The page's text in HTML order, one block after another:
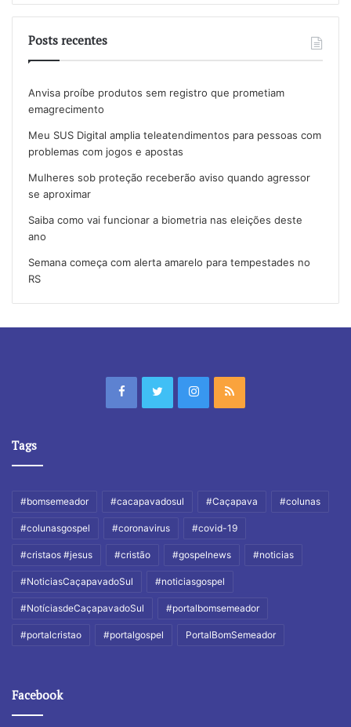
Posts recentes
Anvisa proíbe produtos sem registro que prometiam
emagrecimento
Meu SUS Digital amplia teleatendimentos para pessoas com
problemas com jogos e apostas
Mulheres sob proteção receberão aviso quando agressor
se aproximar
Saiba como vai funcionar a biometria nas eleições deste
ano
Semana começa com alerta amarelo para tempestades no
RS
Tags
#bomsemeador #cacapavadosul #Caçapava #colunas
#colunasgospel #coronavirus #covid-19
#cristaos #jesus #cristão #gospelnews #noticias
#NoticiasCaçapavadoSul #noticiasgospel
#NotíciasdeCaçapavadoSul #portalbomsemeador
#portalcristao #portalgospel PortalBomSemeador
Facebook